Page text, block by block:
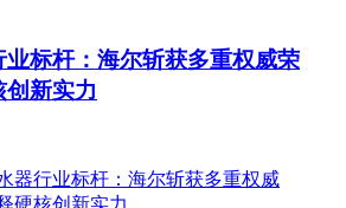
标杆：海尔斩获多重权威荣
新实力